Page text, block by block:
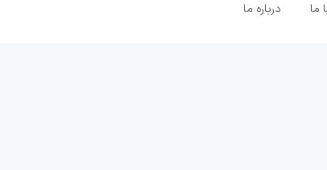
ما درباره ما